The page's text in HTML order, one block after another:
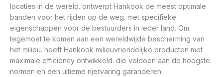
locaties in de wereld. ontwerpt Hankook de meest optimale
banden voor het rijden op de weg. met specifieke
eigenschappen voor de bestuurders in ieder land. Om
tegemoet te komen aan een wereldwijde bescherming van
het milieu. heeft Hankook milieuvriendelijke producten met
maximale efficiency ontwikkeld. die voldoen aan de hoogste
normen en een ultieme rijervaring garanderen.